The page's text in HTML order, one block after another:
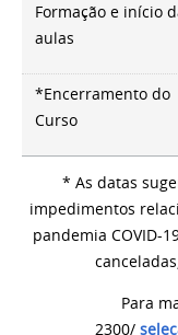
Formação e início
aulas
*Encerramento do
Curso
* As datas
impedimentos
pandemia COVID-
Para
2300/